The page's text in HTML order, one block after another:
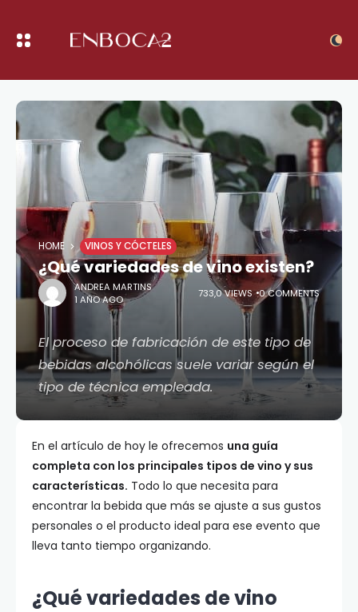
HOME VINOS Y CÓCTELES
¿Qué variedades de vino existen?
ANDREA MARTINS
1 AÑO AGO
733,0 VIEWS 0 COMMENTS
El proceso de fabricación de este tipo de
bebidas alcohólicas suele variar según el
tipo de técnica empleada.
En el artículo de hoy le ofrecemos una guía
completa con los principales tipos de vino y sus
características. Todo lo que necesita para
encontrar la bebida que más se ajuste a sus gustos
personales o el producto ideal para ese evento que
lleva tanto tiempo organizando.
¿Qué variedades de vino